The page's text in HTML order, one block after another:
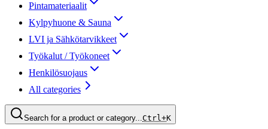
Pintamateriaalit
Kylpyhuone & Sauna
LVI ja Sähkötarvikkeet
Työkalut / Työkoneet
Henkilösuojaus
All categories
Search for a product or category...Ctrl+K